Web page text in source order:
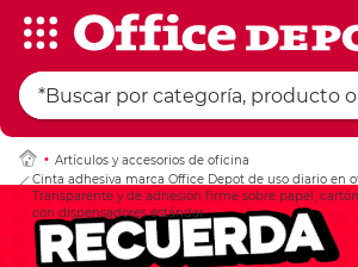
Artículos y accesorios de oficina
Cinta adhesiva marca Office Depot de uso diario en
Transparente y de adhesión firme sobre papel,
con dispensadores estándar.